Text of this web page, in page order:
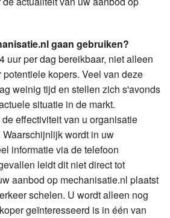
gaan gebruiken?
uur per dag bereikbaar, niet alleen
kopers. Veel van deze
weinig tijd en stellen zich s'avonds
situatie in de markt.
effectiviteit van u organisatie
wordt in uw
informatie via de telefoon
leidt dit niet direct tot
aanbod op mechanisatie.nl plaatst
schelen. U wordt alleen nog
geïnteresseerd is in één van